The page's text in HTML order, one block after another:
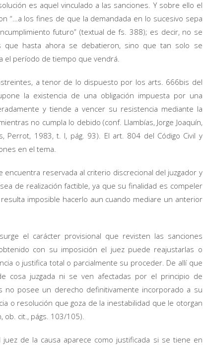
es aquel vinculado a las sanciones. Y sobre ello el
“…a los fines de que la demandada en lo sucesivo sepa
futuro” (textual de fs. 388); es decir, no se
que hasta ahora se debatieron, sino que tan solo se
el período de tiempo que vendrá.
a tenor de lo dispuesto por los arts. 666bis del
la existencia de una obligación impuesta por una
y tiende a vencer su resistencia mediante la
no cumpla lo debido (conf. Llambías, Jorge Joaquín,
Perrot, 1983, t. I, pág. 93). El art. 804 del Código Civil y
en el tema.
encuentra reservada al criterio discrecional del juzgador y
de realización factible, ya que su finalidad es compeler
imposible hacerlo aun cuando mediare un anterior
el carácter provisional que revisten las sanciones
con su imposición el juez puede reajustarlas o
o justifica total o parcialmente su proceder. De allí que
cosa juzgada ni se ven afectadas por el principio de
no posee un derecho definitivamente incorporado a su
o resolución que goza de la inestabilidad que le otorgan
ob. cit., págs. 103/105).
de la causa aparece como justificada si se tiene en